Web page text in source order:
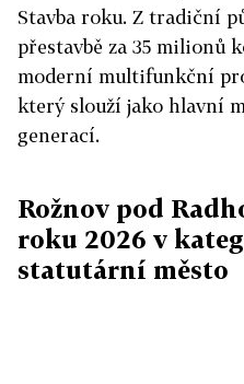
Stavba roku. Z tradiční
přestavbě za 35 milionů
moderní multifunkční
který slouží jako hlavní
generací.
Rožnov pod
roku 2026 v
statutární město